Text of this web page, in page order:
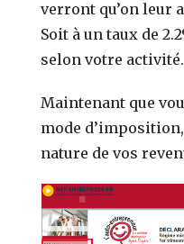
verront qu’on leur
Soit à un taux de
selon votre activité.
Maintenant que
mode
nature de vos